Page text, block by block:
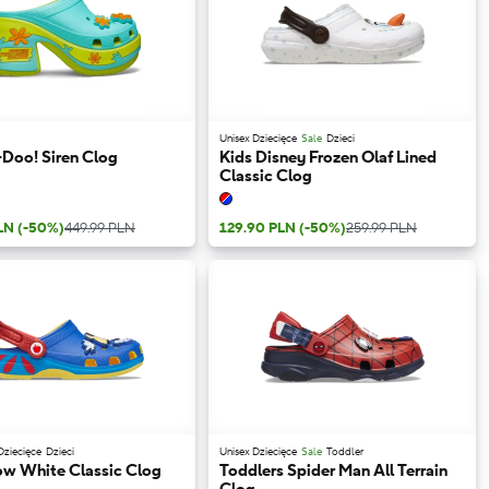
Siren Clog
(-50%)449.99 PLN
Unisex Dziecięce Sale Dzieci
Kids Disney Frozen Olaf Lined
Classic Clog
129.90 PLN (-50%)259.99 PLN
Dzieci
White Classic Clog
Unisex Dziecięce Sale Toddler
Toddlers Spider Man All Terrain